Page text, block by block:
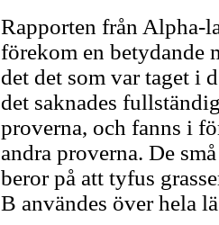
Rapporten från Alpha-
förekom en betydande
det det som var taget i
det saknades
proverna, och fanns i
andra proverna. De
beror på att tyfus
B användes över hela